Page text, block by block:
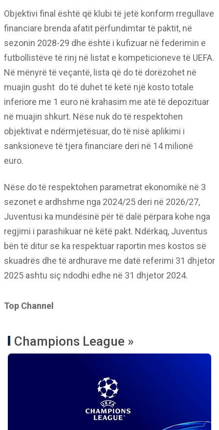
Objektivi final është që klubi të jetë konform rregullave
financiare brenda afatit përfundimtar të paktit, në
sezonin 2028-29 dhe është i kufizuar në federimin e
futbollistëve të rinj në listat e kompeticioneve të UEFA.
Në mënyrë të veçantë, lista që do të dorëzohet në
muajin gusht do të duhet të ketë një kosto totale
inferiore me 1 euro në krahasim me atë të depozituar
në muajin shkurt. Nëse nuk do të respektohen
objektivat e ndërmjetësuar, do të nisë aplikimi i
sanksioneve të tjera financiare deri në 14 milionë
euro.
Nëse do të respektohen parametrat ekonomikë në 3
sezonet e ardhshme nga 2024/25 deri në 2026/27,
Juventusi ka mundësinë për të dalë përpara kohe nga
regjimi i parashikuar në këtë pakt. Ndërkaq, Juventus
bën të ditur se ka respektuar raportin mes kostos së
skuadrës dhe të ardhurave me datë referimi 31 dhjetor
2025 ashtu siç ndodhi edhe në 31 dhjetor 2024.
Top Channel
Champions League »